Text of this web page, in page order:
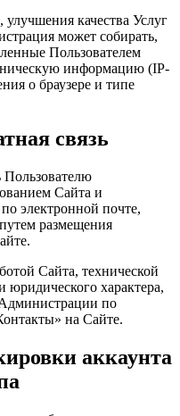
качества Услуг
может собирать,
Пользователем
информацию (IP-
о браузере и типе
связь
Сайта и
электронной почте,
размещения
Сайта, технической
юридического характера,
по
на Сайте.
аккаунта